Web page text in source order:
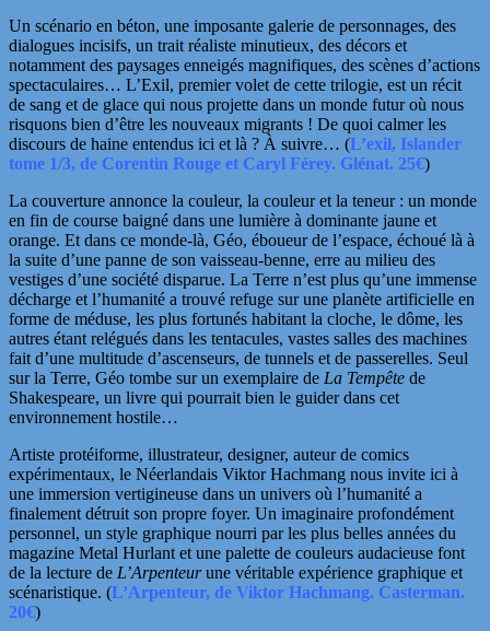
Un scénario en béton, une imposante galerie de personnages, des
dialogues incisifs, un trait réaliste minutieux, des décors et
notamment des paysages enneigés magnifiques, des scènes d’actions
spectaculaires… L’Exil, premier volet de cette trilogie, est un récit
de sang et de glace qui nous projette dans un monde futur où nous
risquons bien d’être les nouveaux migrants ! De quoi calmer les
discours de haine entendus ici et là ? À suivre… (L’exil, Islander
tome 1/3, de Corentin Rouge et Caryl Férey. Glénat. 25€)
La couverture annonce la couleur, la couleur et la teneur : un monde
en fin de course baigné dans une lumière à dominante jaune et
orange. Et dans ce monde-là, Géo, éboueur de l’espace, échoué là à
la suite d’une panne de son vaisseau-benne, erre au milieu des
vestiges d’une société disparue. La Terre n’est plus qu’une immense
décharge et l’humanité a trouvé refuge sur une planète artificielle en
forme de méduse, les plus fortunés habitant la cloche, le dôme, les
autres étant relégués dans les tentacules, vastes salles des machines
fait d’une multitude d’ascenseurs, de tunnels et de passerelles. Seul
sur la Terre, Géo tombe sur un exemplaire de La Tempête de
Shakespeare, un livre qui pourrait bien le guider dans cet
environnement hostile…
Artiste protéiforme, illustrateur, designer, auteur de comics
expérimentaux, le Néerlandais Viktor Hachmang nous invite ici à
une immersion vertigineuse dans un univers où l’humanité a
finalement détruit son propre foyer. Un imaginaire profondément
personnel, un style graphique nourri par les plus belles années du
magazine Metal Hurlant et une palette de couleurs audacieuse font
de la lecture de L’Arpenteurune véritable expérience graphique et
scénaristique. (L’Arpenteur, de Viktor Hachmang. Casterman.
20€)